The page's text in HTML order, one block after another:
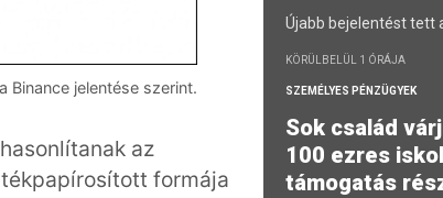
Binance jelentése szerint.
az
formája
Újabb bejelentést tett
KÖRÜLBELÜL 1 ÓRÁJA
SZEMÉLYES PÉNZÜGYEK
Sok család
100 ezres
támogatás